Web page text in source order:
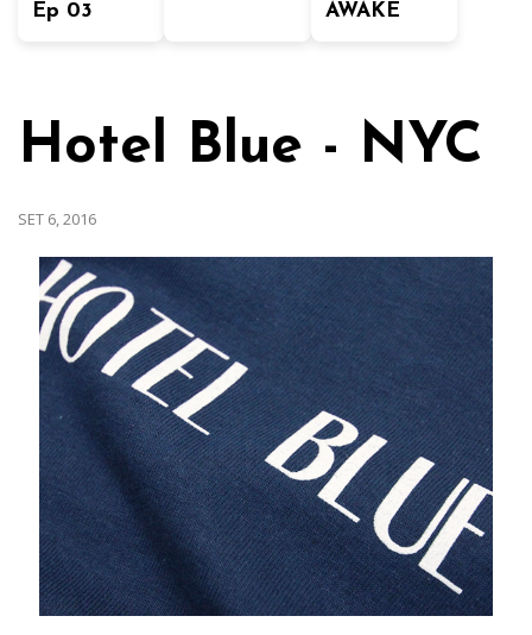
Ep 03
AWAKE
Hotel Blue - NYC
SET 6, 2016